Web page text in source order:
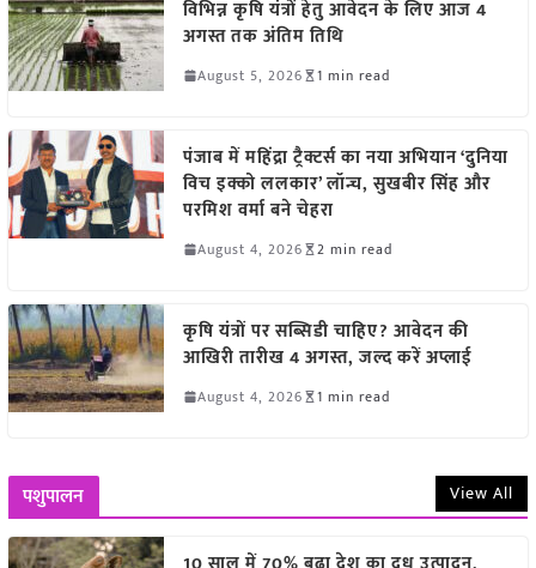
विभिन्न कृषि यंत्रों हेतु आवेदन के लिए आज 4
अगस्त तक अंतिम तिथि
August 5, 2026 1 min read
पंजाब में महिंद्रा ट्रैक्टर्स का नया अभियान ‘दुनिया
विच इक्को ललकार’ लॉन्च, सुखबीर सिंह और
परमिश वर्मा बने चेहरा
August 4, 2026 2 min read
कृषि यंत्रों पर सब्सिडी चाहिए? आवेदन की
आखिरी तारीख 4 अगस्त, जल्द करें अप्लाई
August 4, 2026 1 min read
पशुपालन View All